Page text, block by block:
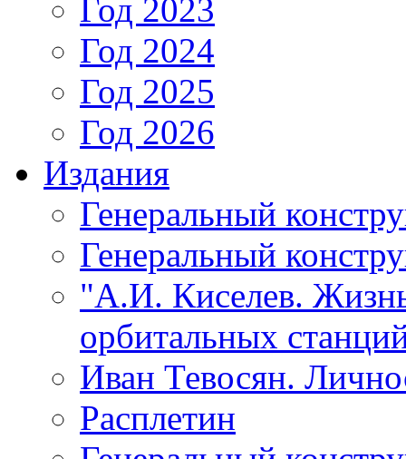
Год 2023
Год 2024
Год 2025
Год 2026
Издания
Генеральный
Генеральный
"А.И. Киселев.
орбитальных
Иван Тевосян.
Расплетин